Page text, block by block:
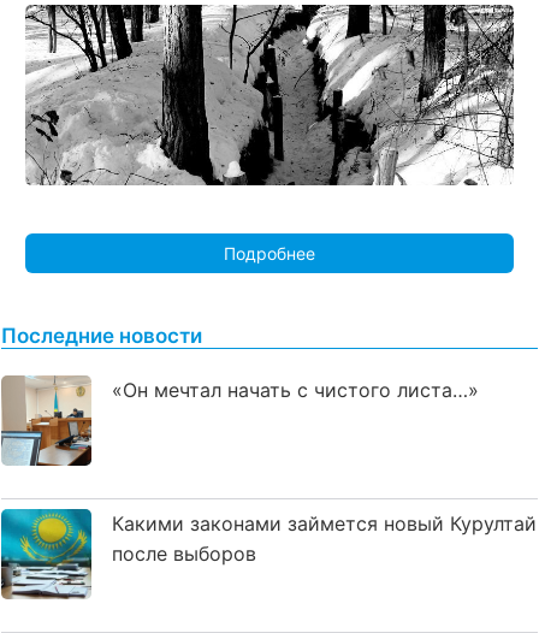
Подробнее
Последние новости
«Он мечтал начать с чистого листа…»
Какими законами займется новый Курултай
после выборов